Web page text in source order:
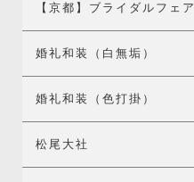
【京都】ブライダルフェア
婚礼和装（白無垢）
婚礼和装（色打掛）
松尾大社